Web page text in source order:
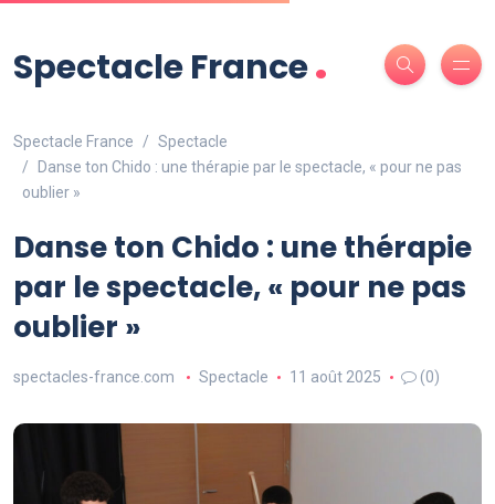
Spectacle France.
Spectacle France
Spectacle
Danse ton Chido : une thérapie par le spectacle, « pour ne pas
oublier »
Danse ton Chido : une thérapie
par le spectacle, « pour ne pas
oublier »
spectacles-france.com Spectacle 11 août 2025 (0)